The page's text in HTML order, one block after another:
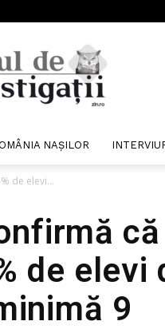
de
NAȘILOR
de elevi...
de elevi
9